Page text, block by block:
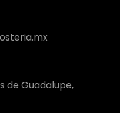
de Guadalupe,